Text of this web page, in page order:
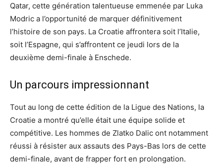
Qatar, cette génération talentueuse emmenée par Luka
Modric a l’opportunité de marquer définitivement
l’histoire de son pays. La Croatie affrontera soit l’Italie,
soit l’Espagne, qui s’affrontent ce jeudi lors de la
deuxième demi-finale à Enschede.
Un parcours impressionnant
Tout au long de cette édition de la Ligue des Nations, la
Croatie a montré qu’elle était une équipe solide et
compétitive. Les hommes de Zlatko Dalic ont notamment
réussi à résister aux assauts des Pays-Bas lors de cette
demi-finale, avant de frapper fort en prolongation.